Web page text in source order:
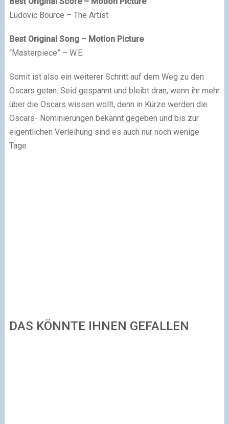
Ludovic Bource – The Artist
Best Original Song – Motion Picture
“Masterpiece” – W.E.
Somit ist also ein weiterer Schritt auf dem Weg zu den
Oscars getan. Seid gespannt und bleibt dran, wenn ihr mehr
über die Oscars wissen wollt, denn in Kürze werden die
Oscars- Nominierungen bekannt gegeben und bis zur
eigentlichen Verleihung sind es auch nur noch wenige
Tage.
DAS KÖNNTE IHNEN GEFALLEN